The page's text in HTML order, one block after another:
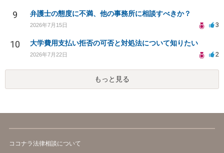
9 弁護士の態度に不満、他の事務所に相談すべきか？
2026年7月15日 3
10 大学費用支払い拒否の可否と対処法について知りたい
2026年7月22日 2
もっと見る
ココナラ法律相談について